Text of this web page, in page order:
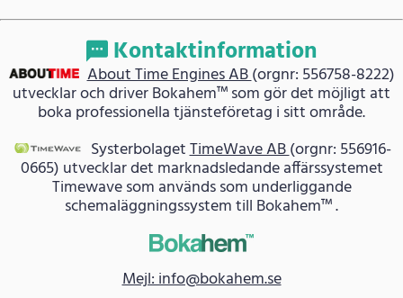
Kontaktinformation
About Time Engines AB(orgnr: 556758-8222)
utvecklar och driver Bokahem™ som gör det möjligt att
boka professionella tjänsteföretag i sitt område.
SysterbolagetTimeWave AB(orgnr: 556916-
0665) utvecklar det marknadsledande affärssystemet
Timewave som används som underliggande
schemaläggningssystem till Bokahem™ .
Mejl: info@bokahem.se